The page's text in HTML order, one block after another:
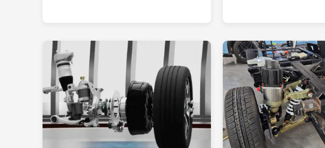
车像螃蟹一样横着...
携”与“高性价比”。...